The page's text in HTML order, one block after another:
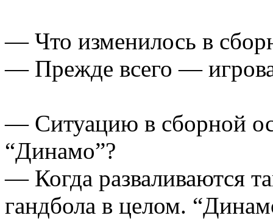
— Что изменилось в
— Прежде всего —
— Ситуацию в сборной
“Динамо”?
— Когда разваливаются
гандбола в целом.